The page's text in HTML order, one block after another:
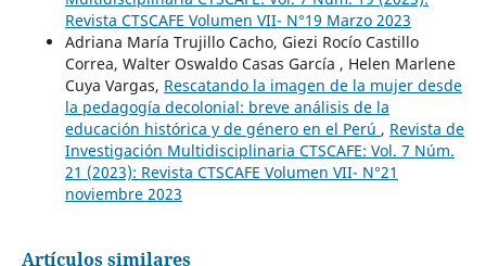
Revista CTSCAFE Volumen VII- N°19 Marzo 2023
Adriana María Trujillo Cacho, Giezi Rocío Castillo
Correa, Walter Oswaldo Casas García , Helen Marlene
Cuya Vargas, Rescatando la imagen de la mujer desde
la pedagogía decolonial: breve análisis de la
educación histórica y de género en el Perú , Revista de
Investigación Multidisciplinaria CTSCAFE: Vol. 7 Núm.
21 (2023): Revista CTSCAFE Volumen VII- N°21
noviembre 2023
Artículos similares